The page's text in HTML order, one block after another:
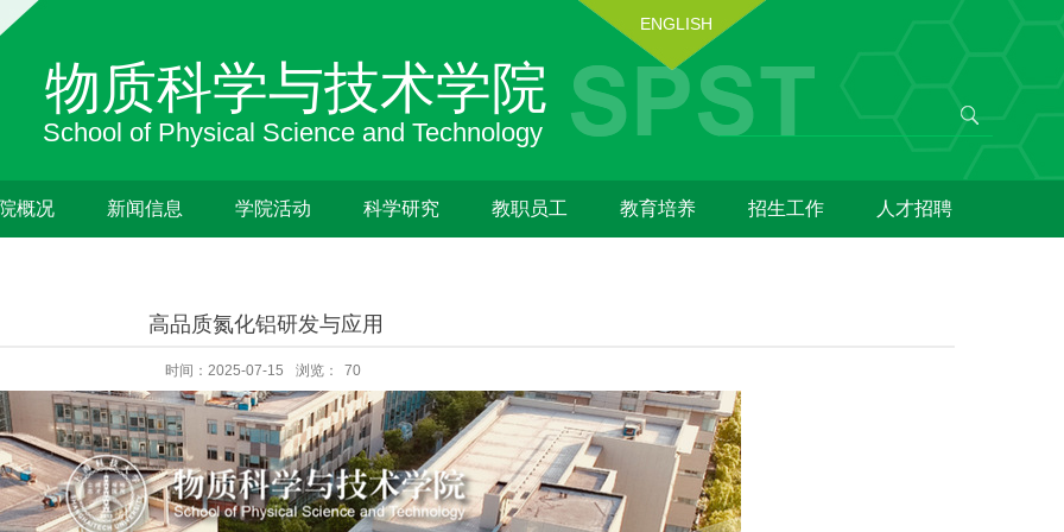
ENGLISH
概况 新闻信息 学院活动 科学研究 教职员工 教育培养 招生工作 人才招聘
高品质氮化铝研发与应用
时间：2025-07-15 浏览： 70